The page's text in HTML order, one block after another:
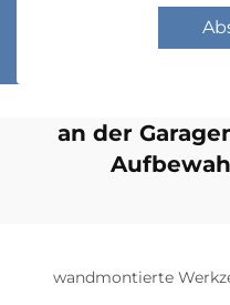
an der
wandmontierte